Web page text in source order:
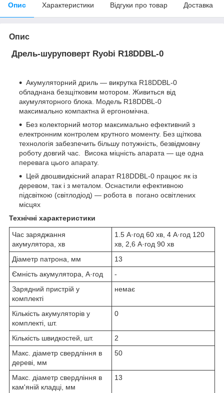
Опис Характеристики Відгуки про товар Доставка
Опис
Дрель-шуруповерт Ryobi R18DDBL-0
Акумуляторний дриль — викрутка R18DDBL-0
обладнана безщітковим мотором. Живиться від
акумуляторного блока.
Модель R18DDBL-0
максимально компактна й ергономічна.
Без колекторний мотор максимально ефективний з
електронним контролем крутного моменту. Без щіткова
технологія забезпечить більшу потужність, безвідмовну
роботу довгий час. Висока міцність апарата — ще одна
перевага цього апарату.
Цей двошвидкісний апарат R18DDBL-0 працює як із
деревом, так і з металом. Оснастили ефективною
підсвіткою (світлодіод) — робота в погано освітлених
місцях
Технічні характеристики
Час заряджання
акумулятора, хв
1.5 А·год 60 хв, 4 А·год 120
хв, 2,6 А·год 90 хв
Діаметр патрона, мм
13
Ємність акумулятора, А·год
-
Зарядний пристрій у
комплекті
немає
Кількість акумуляторів у
комплекті, шт.
0
Кількість швидкостей, шт.
2
Макс. діаметр свердління в
дереві, мм
50
Макс. діаметр свердління в
кам'яній кладці, мм
13